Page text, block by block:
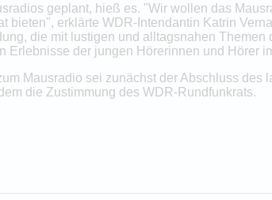
geplant, hieß es. "Wir wollen das
bieten", erklärte WDR-Intendantin Katrin
die mit lustigen und alltagsnahen Themen
der jungen Hörerinnen und Hörer
Mausradio sei zunächst der Abschluss
die Zustimmung des WDR-Rundfunkrats.